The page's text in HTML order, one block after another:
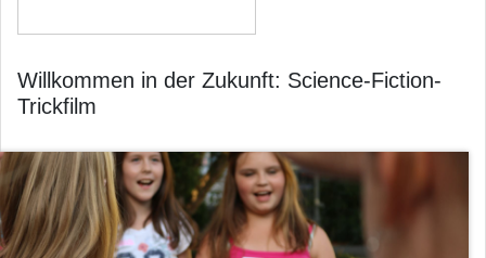
Willkommen in der Zukunft: Science-Fiction-
Trickfilm